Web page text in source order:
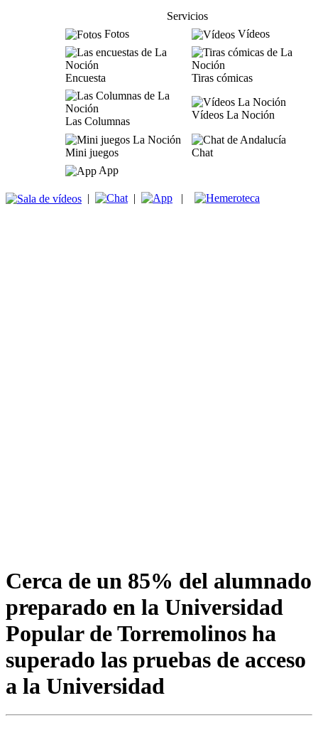
Servicios
Fotos
Vídeos
Encuesta Tiras cómicas
Las Columnas
Vídeos La Noción
Mini juegos
Chat
App
| | |
Cerca de un 85% del alumnado
preparado en la Universidad
Popular de Torremolinos ha
superado las pruebas de acceso
a la Universidad